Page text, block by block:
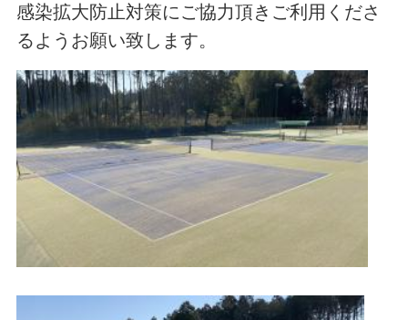
感染拡大防止対策にご協力頂きご利用くださ
るようお願い致します。